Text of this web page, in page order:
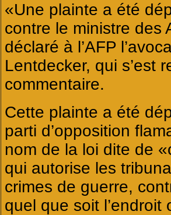
«Une plainte a été
contre le ministre des
déclaré à l’AFP
Lentdecker, qui s’est
commentaire.
Cette plainte a été
parti d’opposition
nom de la loi dite de
qui autorise les
crimes de guerre,
quel que soit